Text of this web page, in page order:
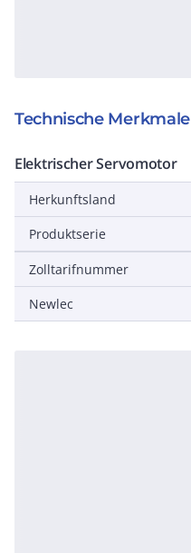
Technische Merkmale
Elektrischer Servomotor
Herkunftsland
Produktserie
Zolltarifnummer
Newlec